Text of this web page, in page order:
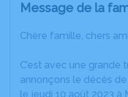
Message de la
Chère famille, chers
C’est avec une grande
annonçons le décès
le jeudi 10 août 2023 à